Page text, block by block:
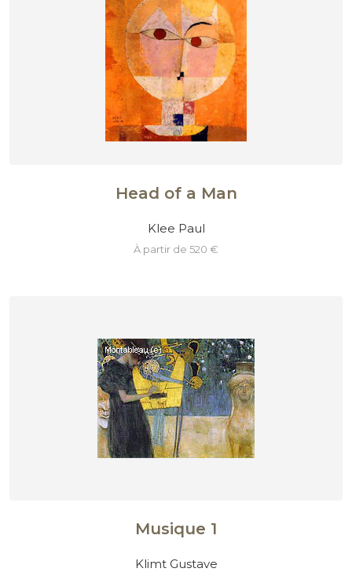
Head of a Man
Klee Paul
à partir de 520 €
Musique 1
Klimt Gustave